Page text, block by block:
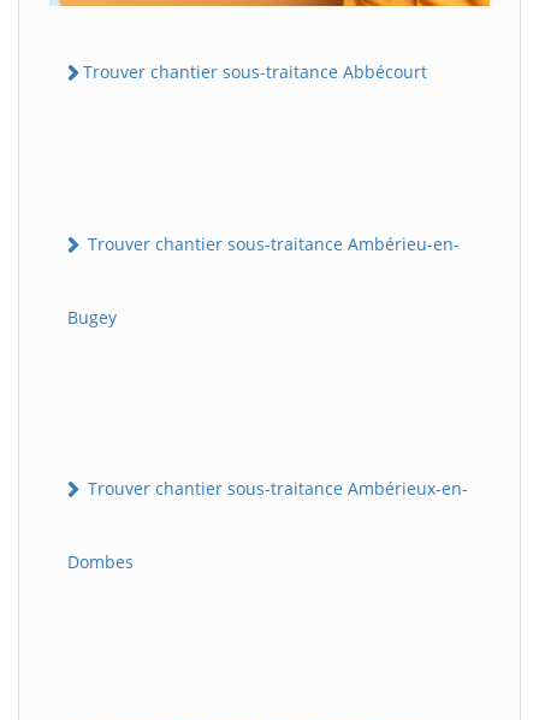
Trouver chantier sous-traitance Abbécourt
Trouver chantier sous-traitance Ambérieu-en-
Bugey
Trouver chantier sous-traitance Ambérieux-en-
Dombes